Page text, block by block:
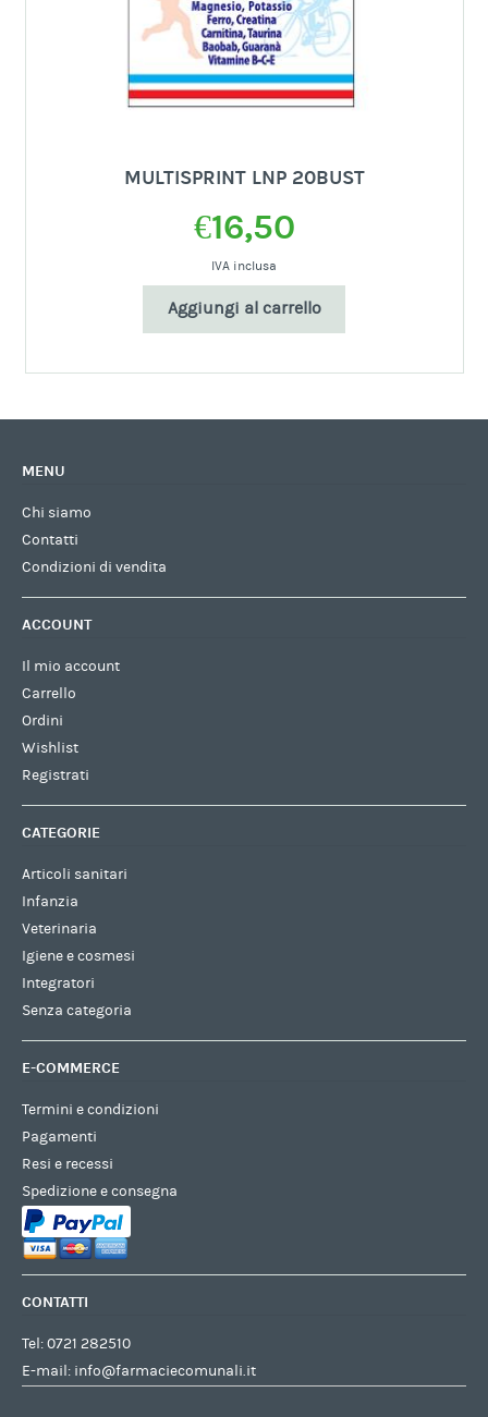
MULTISPRINT LNP 20BUST
€16,50
IVA inclusa
Aggiungi al carrello
MENU
Chi siamo
Contatti
Condizioni di vendita
ACCOUNT
Il mio account
Carrello
Ordini
Wishlist
Registrati
CATEGORIE
Articoli sanitari
Infanzia
Veterinaria
Igiene e cosmesi
Integratori
Senza categoria
E-COMMERCE
Termini e condizioni
Pagamenti
Resi e recessi
Spedizione e consegna
CONTATTI
Tel:0721 282510
E-mail: info@farmaciecomunali.it